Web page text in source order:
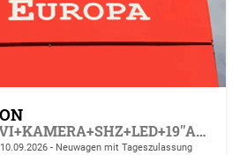
N-Line Prime NAVI+KAMERA+SHZ+LED+19''ALU+PDC
10.09.2026 Neuwagen mit Tageszulassung